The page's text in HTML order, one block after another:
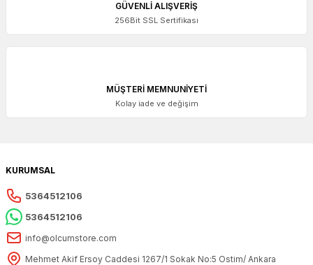
GÜVENLİ ALIŞVERİŞ
256Bit SSL Sertifikası
MÜŞTERİ MEMNUNİYETİ
Kolay iade ve değişim
KURUMSAL
5364512106
5364512106
info@olcumstore.com
Mehmet Akif Ersoy Caddesi 1267/1 Sokak No:5 Ostim/ Ankara